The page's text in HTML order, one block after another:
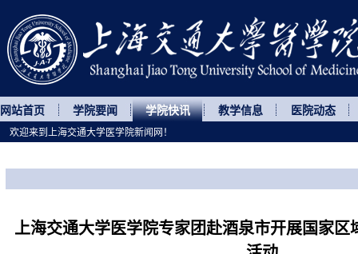
网站首页 学院要闻 学院快讯 教学信息 医院动态
上海交通大学医学院专家团赴酒泉市开展国家区
欢迎来到上海交通大学医学院新闻网！